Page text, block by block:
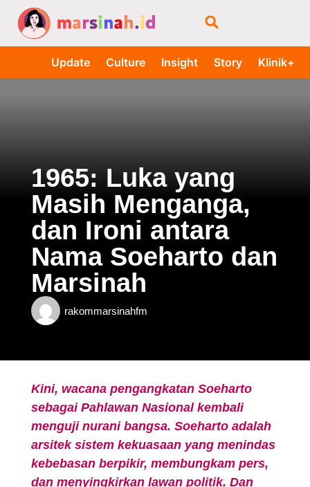
Update Culture Insight Story Klinik+
1965: Luka yang
Masih Menganga,
dan Ironi antara
Nama Soeharto dan
Marsinah
rakommarsinahfm
Kini, wacana pengangkatan Soeharto
sebagai Pahlawan Nasional kembali
menguji nurani bangsa. Soeharto adalah
arsitek sistem kekuasaan yang menindas
kebebasan berpikir, membungkam pers,
dan menyingkirkan lawan politik. Dan